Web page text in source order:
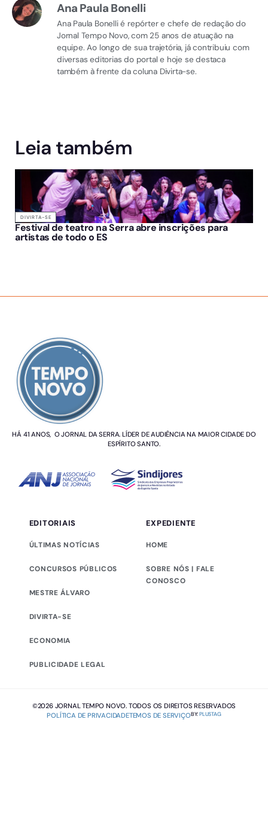
Ana Paula Bonelli
Ana Paula Bonelli é repórter e chefe de redação do
Jornal Tempo Novo, com 25 anos de atuação na
equipe. Ao longo de sua trajetória, já contribuiu com
diversas editorias do portal e hoje se destaca
também à frente da coluna Divirta-se.
Leia também
DIVIRTA-SE
Festival de teatro na Serra abre inscrições para
artistas de todo o ES
HÁ 41 ANOS, O JORNAL DA SERRA. LÍDER DE AUDIÊNCIA NA MAIOR CIDADE DO
ESPÍRITO SANTO.
EDITORIAIS
ÚLTIMAS NOTÍCIAS
CONCURSOS PÚBLICOS
MESTRE ÁLVARO
DIVIRTA-SE
ECONOMIA
PUBLICIDADE LEGAL
EXPEDIENTE
HOME
SOBRE NÓS | FALE
CONOSCO
©2026 JORNAL TEMPO NOVO. TODOS OS DIREITOS RESERVADOS
POLÍTICA DE PRIVACIDADETEMOS DE SERVIÇOBY:PLUSTAG